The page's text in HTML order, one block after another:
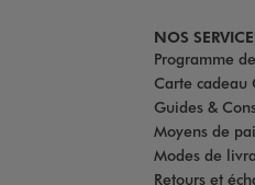
NOS
Programme
Carte cadeau
Guides &
Moyens de
Modes de
Retours et